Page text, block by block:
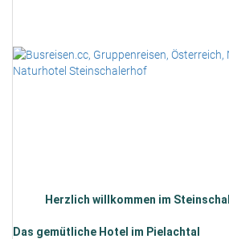
Herzlich willkommen im
Das gemütliche Hotel im Pielachtal